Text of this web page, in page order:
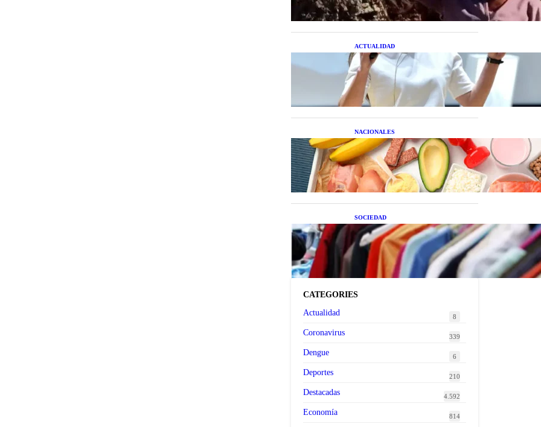
ACTUALIDAD
La startup creada por una
salteña que busca resolver el
estrés financiero en
Latinoamérica
NACIONALES
Nutrición inteligente: Cinco
superalimentos de temporada
que deberías sumar a tu dieta
este mes
SOCIEDAD
Las grandes marcas globales
se suman a la tendencia de la
ropa de segunda mano
premium
CATEGORIES
Actualidad
8
Coronavirus 339
Dengue 6
Deportes 210
Destacadas 4.592
Economía 814